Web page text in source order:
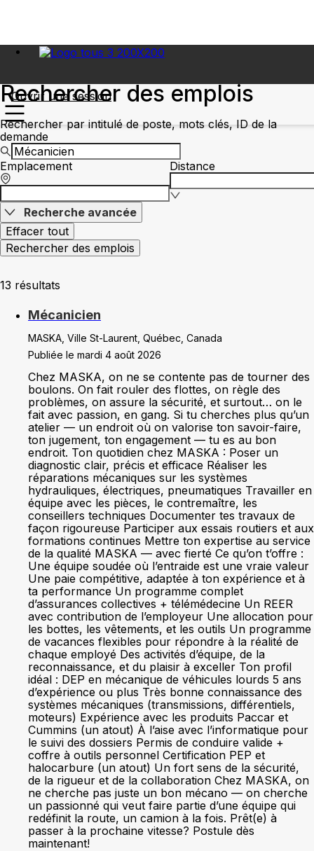
Ouvrir une session
Rechercher des emplois
Rechercher par intitulé de poste, mots clés, ID de la
demande
Emplacement Distance
Recherche avancée
Effacer tout
Rechercher des emplois
13 résultats
Mécanicien
MASKA, Ville St-Laurent, Québec, Canada
Publiée le mardi 4 août 2026
Chez MASKA, on ne se contente pas de tourner des
boulons. On fait rouler des flottes, on règle des
problèmes, on assure la sécurité, et surtout… on le
fait avec passion, en gang. Si tu cherches plus qu’un
atelier — un endroit où on valorise ton savoir-faire,
ton jugement, ton engagement — tu es au bon
endroit. Ton quotidien chez MASKA : Poser un
diagnostic clair, précis et efficace Réaliser les
réparations mécaniques sur les systèmes
hydrauliques, électriques, pneumatiques Travailler en
équipe avec les pièces, le contremaître, les
conseillers techniques Documenter tes travaux de
façon rigoureuse Participer aux essais routiers et aux
formations continues Mettre ton expertise au service
de la qualité MASKA — avec fierté Ce qu’on t’offre :
Une équipe soudée où l’entraide est une vraie valeur
Une paie compétitive, adaptée à ton expérience et à
ta performance Un programme complet
d’assurances collectives + télémédecine Un REER
avec contribution de l’employeur Une allocation pour
les bottes, les vêtements, et les outils Un programme
de vacances flexibles pour répondre à la réalité de
chaque employé Des activités d’équipe, de la
reconnaissance, et du plaisir à exceller Ton profil
idéal : DEP en mécanique de véhicules lourds 5 ans
d’expérience ou plus Très bonne connaissance des
systèmes mécaniques (transmissions, différentiels,
moteurs) Expérience avec les produits Paccar et
Cummins (un atout) À l’aise avec l’informatique pour
le suivi des dossiers Permis de conduire valide +
coffre à outils personnel Certification PEP et
halocarbure (un atout) Un fort sens de la sécurité,
de la rigueur et de la collaboration Chez MASKA, on
ne cherche pas juste un bon mécano — on cherche
un passionné qui veut faire partie d’une équipe qui
redéfinit la route, un camion à la fois. Prêt(e) à
passer à la prochaine vitesse? Postule dès
maintenant!